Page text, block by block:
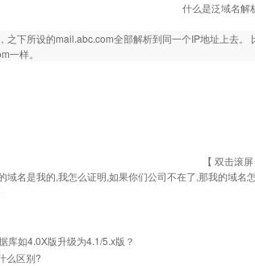
什么是泛域名解
之下所设的mail.abc.com全部解析到同一个IP地址上去
一样。
【 双击滚
域名是我的,我怎么证明,如果你们公司不在了,那我的域名
库如4.0X版升级为4.1/5.x版？
么区别?